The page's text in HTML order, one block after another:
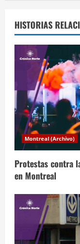
a
c
ó
n
d
e
e
n
HISTORIAS
Montreal (Archivo)
Protestas contra
en Montreal